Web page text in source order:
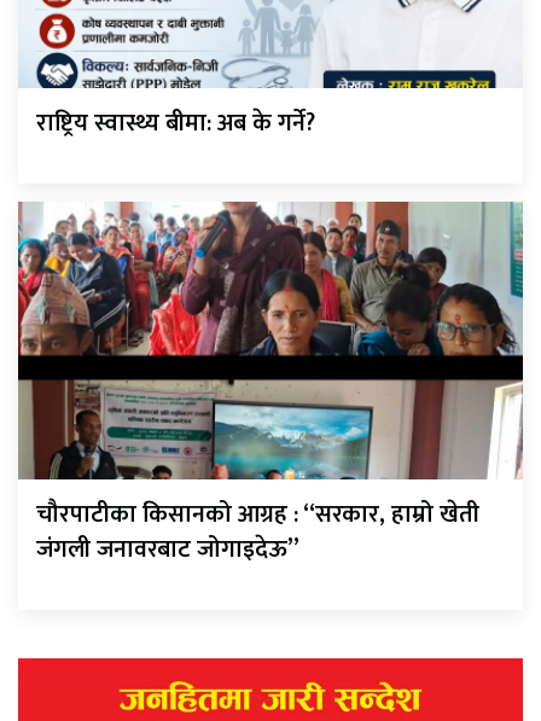
राष्ट्रिय स्वास्थ्य बीमा: अब के गर्ने?
चौरपाटीका किसानको आग्रह : “सरकार, हाम्रो खेती
जंगली जनावरबाट जोगाइदेऊ”